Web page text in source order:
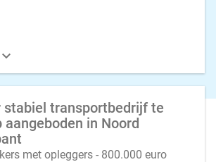

stabiel transportbedrijf te
aangeboden in Noord
met opleggers - 800.000 euro